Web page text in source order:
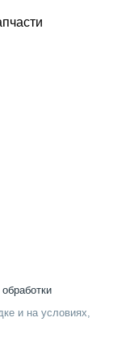
и на условиях,